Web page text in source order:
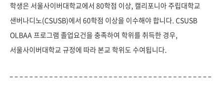
학생은 서울사이버대학교에서 80학점 이상, 캘리포니아 주립대학교
샌버나디노(CSUSB)에서 60학점 이상을 이수해야 합니다. CSUSB
OLBAA 프로그램 졸업요건을 충족하여 학위를 취득한 경우,
서울사이버대학교 규정에 따라 본교 학위도 수여됩니다.